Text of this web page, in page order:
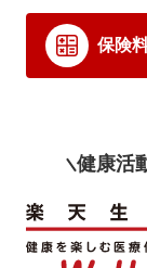
保険
健康活